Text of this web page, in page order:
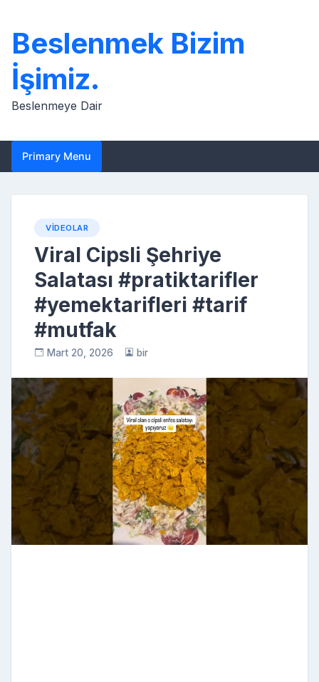
content
Beslenmek Bizim
İşimiz.
Beslenmeye Dair
Primary Menu
VIDEOLAR
Viral Cipsli Şehriye
Salatası #pratiktarifler
#yemektarifleri #tarif
#mutfak
Mart 20, 2026 bir